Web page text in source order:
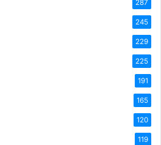
287
245
229
225
191
165
120
119